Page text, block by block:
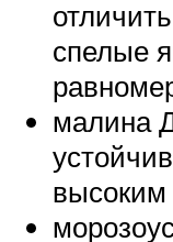
спелые
малина
высоким